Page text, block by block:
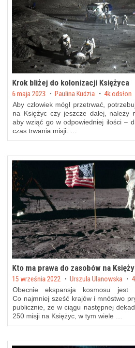
Krok bliżej do kolonizacji Księżyca
Posted on
6 maja 2023 by Paulina Kudzia 4k odsłon
Aby człowiek mógł przetrwać,
na Księżyc czy jeszcze dalej, należy
aby wziąć go w odpowiedniej ilości –
czas trwania misji. …
Kto ma prawa do zasobów na
Posted on
15 września 2022 byUrszula Ulanowska
Obecnie ekspansja kosmosu jest
Co najmniej sześć krajów i mnóstwo
publicznie, że w ciągu następnej
250 misji na Księżyc, w tym wiele …